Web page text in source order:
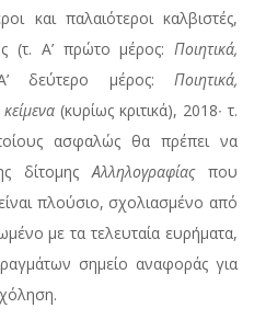
και παλαιότεροι καλβιστές,
(τ. Α’ πρώτο μέρος: Ποιητικά,
δεύτερο μέρος: Ποιητικά,
(κυρίως κριτικά), 2018∙ τ.
ασφαλώς θα πρέπει να
δίτομηςΑλληλογραφίαςπου
πλούσιο, σχολιασμένο από
με τα τελευταία ευρήματα,
σημείο αναφοράς για